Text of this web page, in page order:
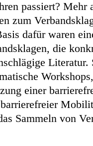
passiert?
zum
dafür waren
die
einer
Sammeln von